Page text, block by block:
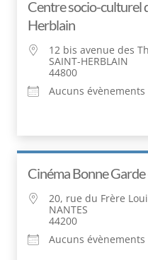
Centre socio-culturel
Herblain
12 bis avenue des
SAINT-HERBLAIN
44800
Aucuns
Cinéma Bonne
20, rue du Frère
NANTES
44200
Aucuns